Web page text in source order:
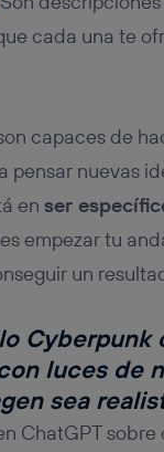
cada una te
capaces de
pensar nuevas
en ser
empezar tu
un
luces de
sea
ChatGPT